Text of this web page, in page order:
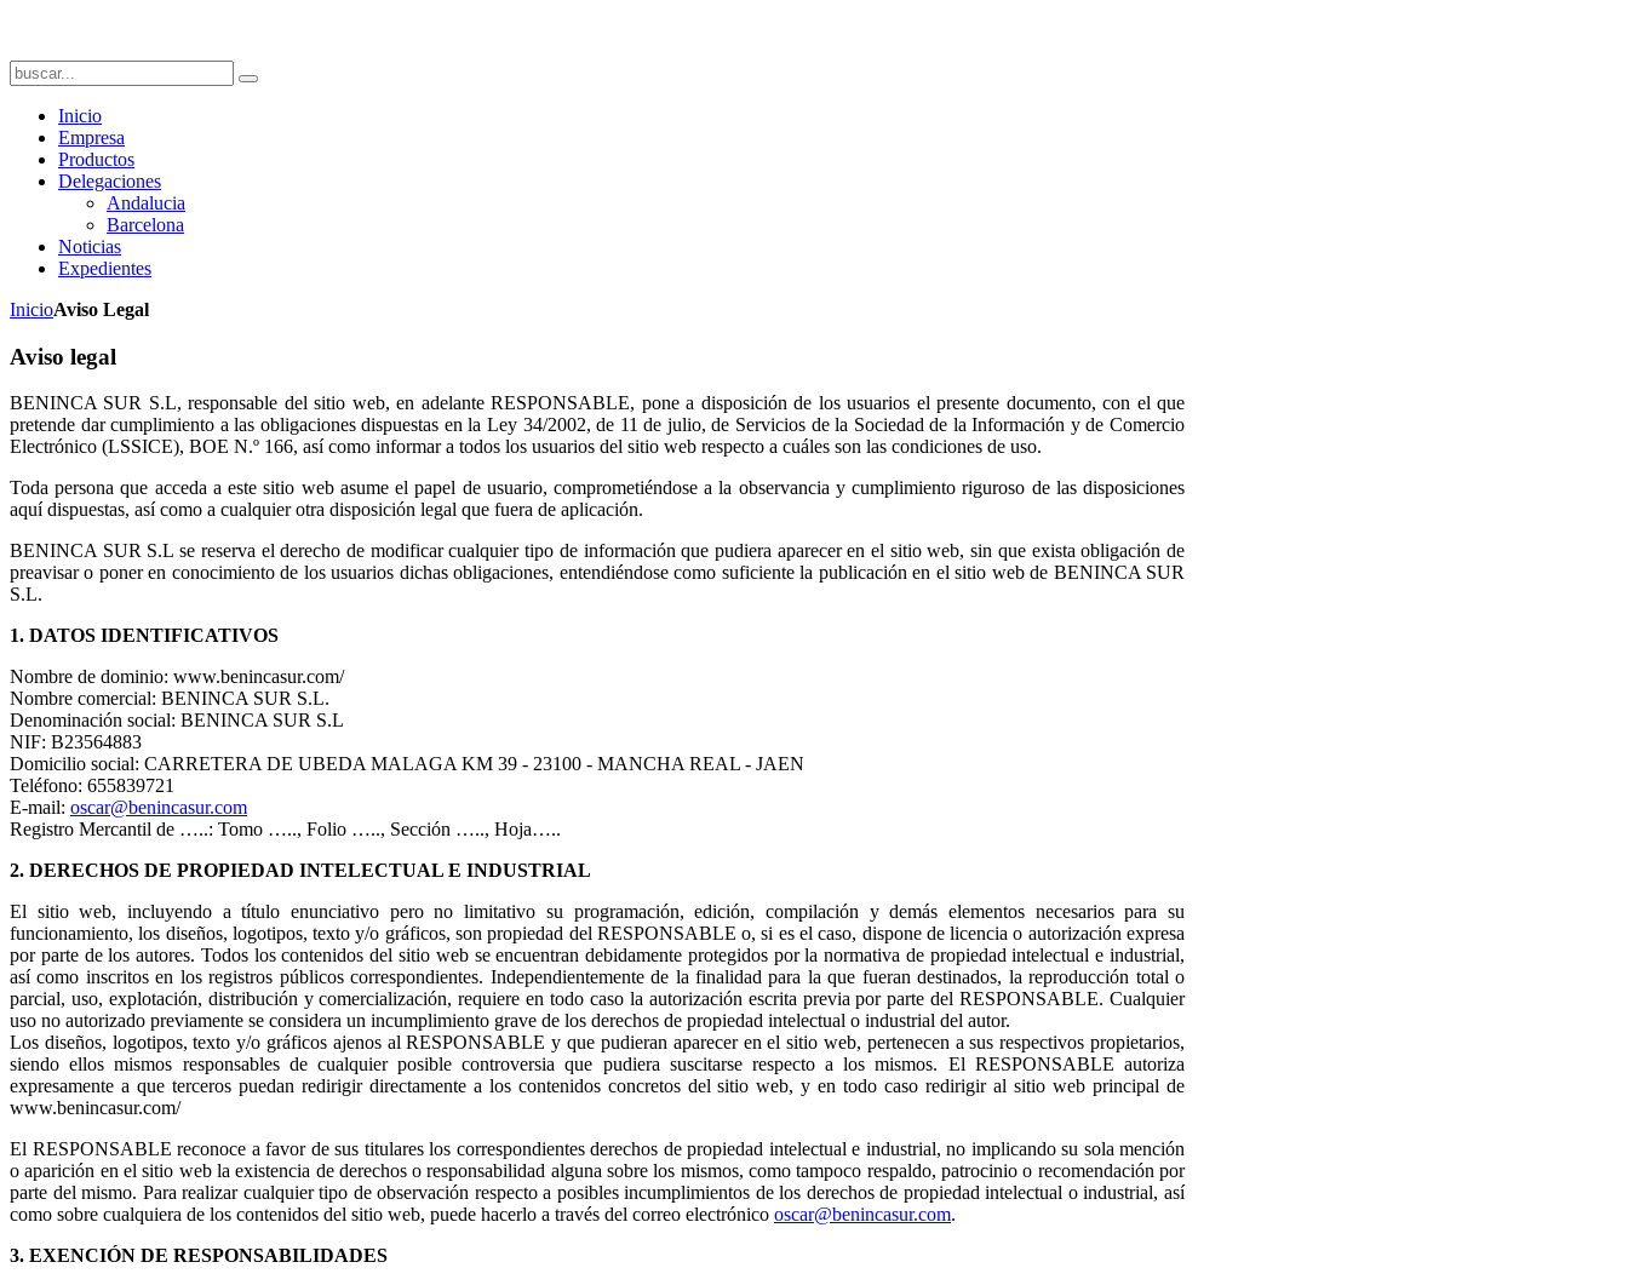
Inicio
Empresa
Productos
Delegaciones
Andalucia
Barcelona
Noticias
Expedientes
InicioAviso Legal
Aviso legal
BENINCA SUR S.L, responsable del sitio web, en adelante RESPONSABLE, pone a disposición de los usuarios el presente documento, con el que
pretende dar cumplimiento a las obligaciones dispuestas en la Ley 34/2002, de 11 de julio, de Servicios de la Sociedad de la Información y de Comercio
Electrónico (LSSICE), BOE N.º 166, así como informar a todos los usuarios del sitio web respecto a cuáles son las condiciones de uso.
Toda persona que acceda a este sitio web asume el papel de usuario, comprometiéndose a la observancia y cumplimiento riguroso de las disposiciones
aquí dispuestas, así como a cualquier otra disposición legal que fuera de aplicación.
BENINCA SUR S.L se reserva el derecho de modificar cualquier tipo de información que pudiera aparecer en el sitio web, sin que exista obligación de
preavisar o poner en conocimiento de los usuarios dichas obligaciones, entendiéndose como suficiente la publicación en el sitio web de BENINCA SUR
S.L.
1. DATOS IDENTIFICATIVOS
Nombre de dominio: www.benincasur.com/
Nombre comercial: BENINCA SUR S.L.
Denominación social: BENINCA SUR S.L
NIF: B23564883
Domicilio social: CARRETERA DE UBEDA MALAGA KM 39 - 23100 - MANCHA REAL - JAEN
Teléfono: 655839721
E-mail: oscar@benincasur.com
Registro Mercantil de …..: Tomo ….., Folio ….., Sección ….., Hoja…..
2. DERECHOS DE PROPIEDAD INTELECTUAL E INDUSTRIAL
El sitio web, incluyendo a título enunciativo pero no limitativo su programación, edición, compilación y demás elementos necesarios para su
funcionamiento, los diseños, logotipos, texto y/o gráficos, son propiedad del RESPONSABLE o, si es el caso, dispone de licencia o autorización expresa
por parte de los autores. Todos los contenidos del sitio web se encuentran debidamente protegidos por la normativa de propiedad intelectual e industrial,
así como inscritos en los registros públicos correspondientes. Independientemente de la finalidad para la que fueran destinados, la reproducción total o
parcial, uso, explotación, distribución y comercialización, requiere en todo caso la autorización escrita previa por parte del RESPONSABLE. Cualquier
uso no autorizado previamente se considera un incumplimiento grave de los derechos de propiedad intelectual o industrial del autor.
Los diseños, logotipos, texto y/o gráficos ajenos al RESPONSABLE y que pudieran aparecer en el sitio web, pertenecen a sus respectivos propietarios,
siendo ellos mismos responsables de cualquier posible controversia que pudiera suscitarse respecto a los mismos. El RESPONSABLE autoriza
expresamente a que terceros puedan redirigir directamente a los contenidos concretos del sitio web, y en todo caso redirigir al sitio web principal de
www.benincasur.com/
El RESPONSABLE reconoce a favor de sus titulares los correspondientes derechos de propiedad intelectual e industrial, no implicando su sola mención
o aparición en el sitio web la existencia de derechos o responsabilidad alguna sobre los mismos, como tampoco respaldo, patrocinio o recomendación por
parte del mismo. Para realizar cualquier tipo de observación respecto a posibles incumplimientos de los derechos de propiedad intelectual o industrial, así
como sobre cualquiera de los contenidos del sitio web, puede hacerlo a través del correo electrónico oscar@benincasur.com.
3. EXENCIÓN DE RESPONSABILIDADES